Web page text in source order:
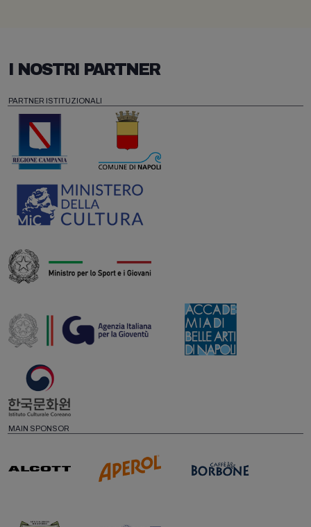
I NOSTRI PARTNER
PARTNER ISTITUZIONALI
MAIN SPONSOR